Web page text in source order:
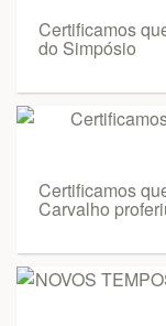
Certificamos
do Simpósio
Certificamos
Carvalho